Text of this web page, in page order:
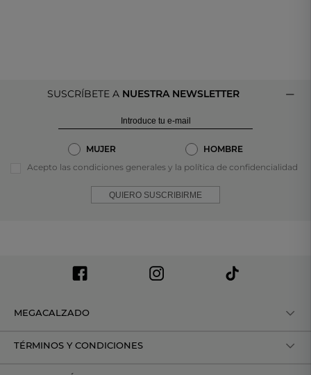
SUSCRÍBETE A NUESTRA NEWSLETTER
MUJER
HOMBRE
Acepto las condiciones generales y la política de confidencialidad
QUIERO SUSCRIBIRME
MEGACALZADO
TÉRMINOS Y CONDICIONES